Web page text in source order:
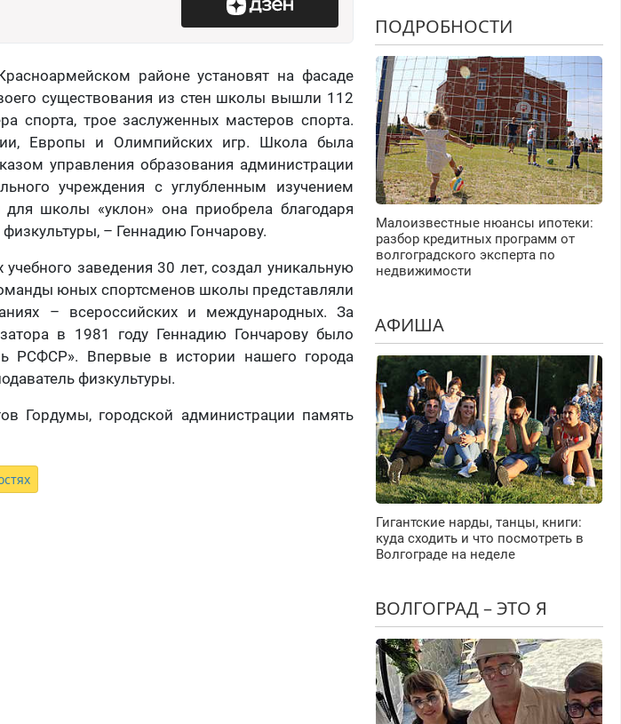
районе установят на фасаде
существования из стен школы вышли 112
спорта, трое заслуженных мастеров спорта.
Европы и Олимпийских игр. Школа была
управления образования администрации
учреждения с углубленным изучением
школы «уклон» она приобрела благодаря
– Геннадию Гончарову.
заведения 30 лет, создал уникальную
юных спортсменов школы представляли
– всероссийских и международных. За
в 1981 году Геннадию Гончарову было
РСФСР». Впервые в истории нашего города
физкультуры.
Гордумы, городской администрации память
ПОДРОБНОСТИ
Малоизвестные нюансы ипотеки:
разбор кредитных программ от
волгоградского эксперта по
недвижимости
АФИША
Гигантские нарды, танцы, книги:
куда сходить и что посмотреть в
Волгограде на неделе
ВОЛГОГРАД – ЭТО Я